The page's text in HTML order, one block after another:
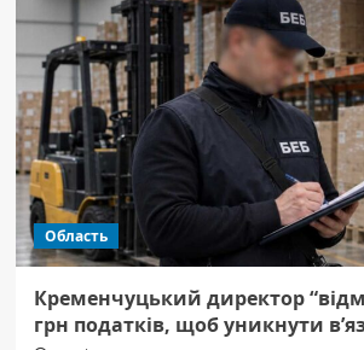
Область
Кременчуцький директор
грн податків, щоб уникнути